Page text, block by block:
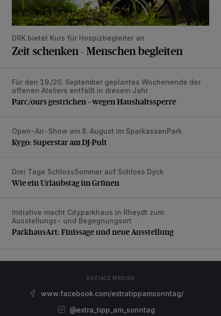
DRK bietet Kurs für Hospizbegleiter an
Zeit schenken - Menschen begleiten
Parc/ours gestrichen – wegen Haushaltssperre
Für den 19./20. September geplantes Wochenende der
offenen Ateliers entfällt in diesem Jahr
Parc/ours gestrichen – wegen Haushaltssperre
Kygo: Superstar am DJ-Pult
Open-Air-Show am 8. August im SparkassenPark
Kygo: Superstar am DJ-Pult
Wie ein Urlaubstag im Grünen
Drei Tage SchlossSommer auf Schloss Dyck
Wie ein Urlaubstag im Grünen
ParkhausArt: Finissage und neue Ausstellung
Initiative macht Cityparkhaus in Rheydt zum
Ausstellungs- und Begegnungsort
ParkhausArt: Finissage und neue Ausstellung
SOZIALE MEDIEN
www.facebook.com/extratippamsonntag/
@extra_tipp_am_sonntag